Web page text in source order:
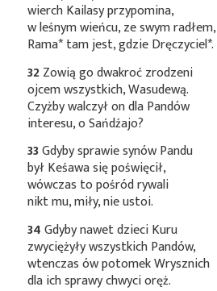
wierch Kailasy przypomina,
w leśnym wieńcu, ze swym radłem,
Rama*tam jest, gdzieDręczyciel*.
32Zowią go dwakroć zrodzeni
ojcem wszystkich, Wasudewą.
Czyżby walczył on dla Pandów
interesu, o Sańdźajo?
33Gdyby sprawie synów Pandu
był Keśawa się poświęcił,
wówczas to pośród rywali
nikt mu, miły, nie ustoi.
34Gdyby nawet dzieci Kuru
zwyciężyły wszystkich Pandów,
wtenczas ów potomek Wrysznich
dla ich sprawy chwyci oręż.